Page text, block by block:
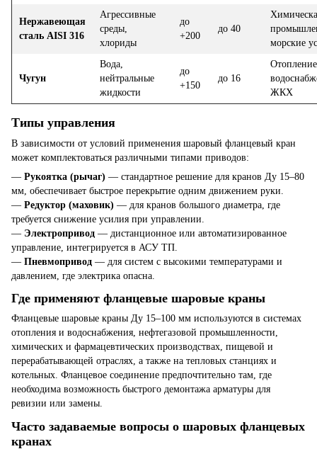
Нержавеющая
сталь AISI 316
Агрессивные
среды,
хлориды
до
+200
до 40
морские
Чугун
Вода,
нейтральные
жидкости
до
+150
до 16
ЖКХ
Типы управления
В зависимости от условий применения шаровый фланцевый кран
может комплектоваться различными типами приводов:
— Рукоятка (рычаг) — стандартное решение для кранов Ду 15–80
мм, обеспечивает быстрое перекрытие одним движением руки.
— Редуктор (маховик) — для кранов большого диаметра, где
требуется снижение усилия при управлении.
— Электропривод — дистанционное или автоматизированное
управление, интегрируется в АСУ ТП.
— Пневмопривод — для систем с высокими температурами и
давлением, где электрика опасна.
Где применяют фланцевые шаровые краны
Фланцевые шаровые краны Ду 15–100 мм используются в системах
отопления и водоснабжения, нефтегазовой промышленности,
химических и фармацевтических производствах, пищевой и
перерабатывающей отраслях, а также на тепловых станциях и
котельных. Фланцевое соединение предпочтительно там, где
необходима возможность быстрого демонтажа арматуры для
ревизии или замены.
Часто задаваемые вопросы о шаровых фланцевых
кранах